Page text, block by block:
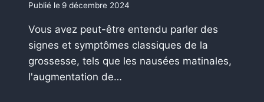
Publié le 9 décembre 2024
Vous avez peut-être entendu parler des
signes et symptômes classiques de la
grossesse, tels que les nausées matinales,
l'augmentation de…